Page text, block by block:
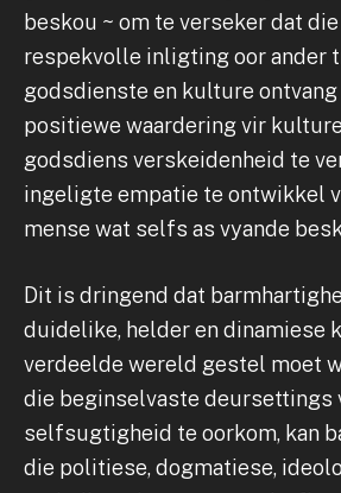
beskou ~ om te verseker dat
respekvolle inligting oor ander
godsdienste en kulture ontvang
positiewe waardering vir
godsdiens verskeidenheid te
ingeligte empatie te ontwikkel
mense wat selfs as vyande
Dit is dringend dat
duidelike, helder en dinamiese
verdeelde wereld gestel moet
die beginselvaste deursettings
selfsugtigheid te oorkom, kan
die politiese, dogmatiese,